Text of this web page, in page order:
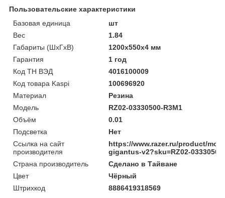
Пользовательские характеристики
Базовая единица
шт
Вес
1.84
Габариты (ШхГхВ)
1200x550x4 мм
Гарантия
1 год
Код ТН ВЭД
4016100009
Код товара Kaspi
100696920
Материал
Резина
Модель
RZ02-03330500-R3M1
Объём
0.01
Подсветка
Нет
Ссылка на сайт
производителя
https://www.razer.ru/product/
gigantus-v2?sku=RZ02-
Страна производитель
Сделано в Тайване
Цвет
Чёрный
Штрихкод
8886419318569